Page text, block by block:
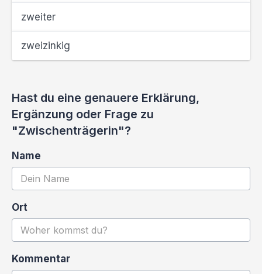
zweiter
zweizinkig
Hast du eine genauere Erklärung,
Ergänzung oder Frage zu
"Zwischenträgerin"?
Name
Ort
Kommentar